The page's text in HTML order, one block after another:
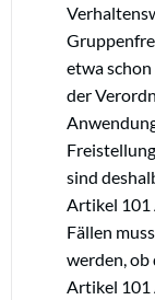
etwa
der
sind
Artikel 101
Fällen
werden, ob
Artikel 101